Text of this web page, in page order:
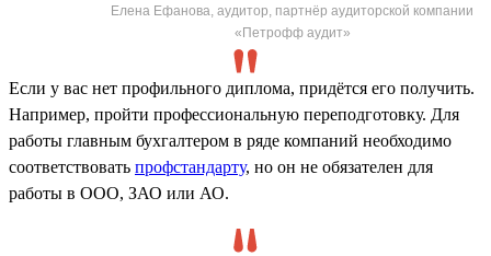
Елена Ефанова, аудитор, партнёр аудиторской компании
«Петрофф аудит»
Если у вас нет профильного диплома, придётся его получить.
Например, пройти профессиональную переподготовку. Для
работы главным бухгалтером в ряде компаний необходимо
соответствовать профстандарту, но он не обязателен для
работы в ООО, ЗАО или АО.